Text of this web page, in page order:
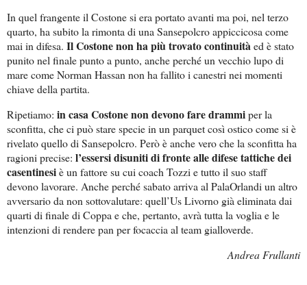
In quel frangente il Costone si era portato avanti ma poi, nel terzo
quarto, ha subito la rimonta di una Sansepolcro appiccicosa come
mai in difesa. Il Costone non ha più trovato continuitàed è stato
punito nel finale punto a punto, anche perché un vecchio lupo di
mare come Norman Hassan non ha fallito i canestri nei momenti
chiave della partita.
Ripetiamo: in casa Costone non devono fare drammiper la
sconfitta, che ci può stare specie in un parquet così ostico come si è
rivelato quello di Sansepolcro. Però è anche vero che la sconfitta ha
ragioni precise: l’essersi disuniti di fronte alle difese tattiche dei
casentinesiè un fattore su cui coach Tozzi e tutto il suo staff
devono lavorare. Anche perché sabato arriva al PalaOrlandi un altro
avversario da non sottovalutare: quell’Us Livorno già eliminata dai
quarti di finale di Coppa e che, pertanto, avrà tutta la voglia e le
intenzioni di rendere pan per focaccia al team gialloverde.
Andrea Frullanti